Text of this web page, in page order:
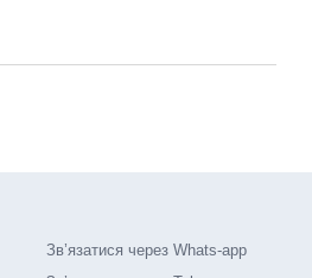
Зв’язатися через Whats-app